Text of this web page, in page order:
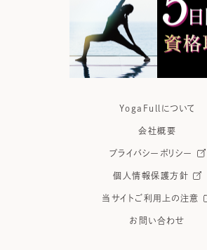
YogaFullについて
会社概要
プライバシーポリシー
個人情報保護方針
当サイトご利用上の注意
お問い合わせ